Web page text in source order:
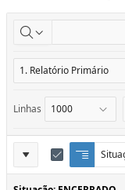
Linhas
Definições
do
Q
u
e
E
d
i